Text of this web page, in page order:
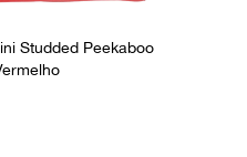
Studded Peekaboo